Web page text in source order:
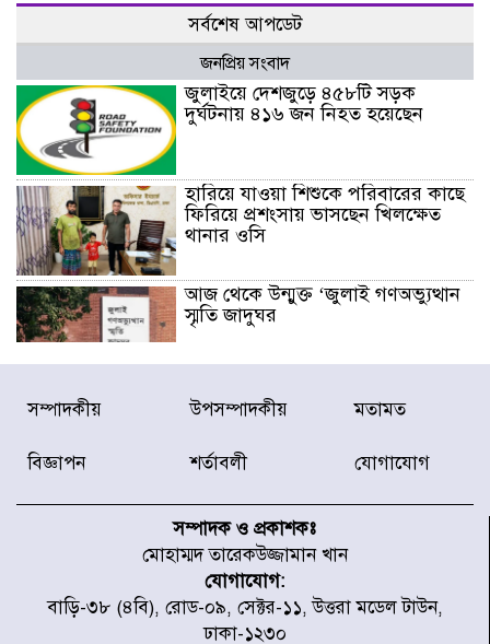
সর্বশেষ আপডেট
জনপ্রিয় সংবাদ
জুলাইয়ে দেশজুড়ে ৪৫৮টি সড়ক
দুর্ঘটনায় ৪১৬ জন নিহত হয়েছেন
হারিয়ে যাওয়া শিশুকে পরিবারের কাছে
ফিরিয়ে প্রশংসায় ভাসছেন খিলক্ষেত
থানার ওসি
আজ থেকে উন্মুক্ত ‘জুলাই গণঅভ্যুত্থান
স্মৃতি জাদুঘর
রাজধানীর উত্তরা আঞ্চলিক পাসপোর্ট
অফিসের সামনে দালাল চক্রের ১৩ জন
করেছে র‌্যাব-১
চূড়ান্ত পর্যায়ে : ইরান
প্রত্যেক অপরাধীর বিচার এ দেশেই
হবে, সে যত শক্তিশালীই হোক না কেন,
চট্টগ্রামে জুলাই গণঅভ্যুত্থান দিবসে
সম্পাদকীয় উপসম্পাদকীয় মতামত
বিজ্ঞাপন শর্তাবলী যোগাযোগ
সম্পাদক ও প্রকাশকঃ
মোহাম্মদ তারেকউজ্জামান খান
যোগাযোগ:
বাড়ি-৩৮ (৪বি), রোড-০৯, সেক্টর-১১, উত্তরা মডেল টাউন,
ঢাকা-১২৩০